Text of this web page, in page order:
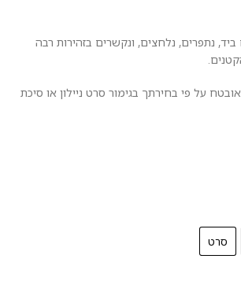
נתפרים, נלחצים, ונקשרים בזהירות רבה
על פי בחירתך בגימור סרט ניילון או סיכת
סרט